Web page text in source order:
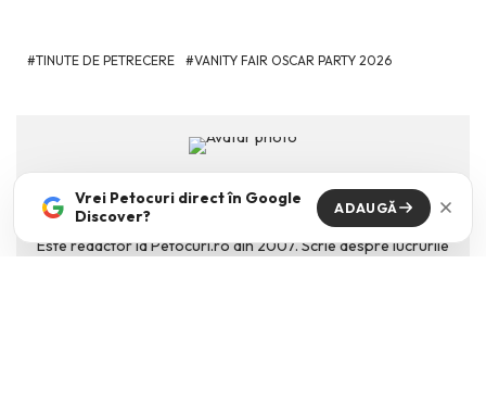
TINUTE DE PETRECERE VANITY FAIR OSCAR PARTY 2026
IOANA LOVIN
Este redactor la Petocuri.ro din 2007. Scrie despre lucrurile
Vrei Petocuri direct în Google
Discover?
ADAUGĂ